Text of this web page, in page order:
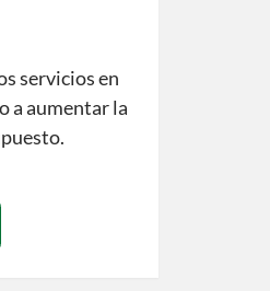
servicios en
a aumentar la